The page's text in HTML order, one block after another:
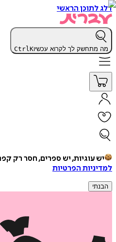
דלג לתוכן הראשי
מה מתחשק לך לקרוא עכשיו CtrlK
יש עוגיות, יש ספרים, חסר רק
למדיניות הפרטיות
הבנתי